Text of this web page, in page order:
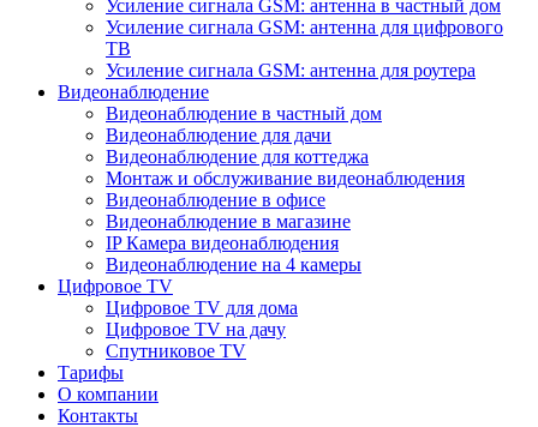
Усиление сигнала GSM: антенна в частный дом
Усиление сигнала GSM: антенна для цифрового
ТВ
Усиление сигнала GSM: антенна для роутера
Видеонаблюдение
Видеонаблюдение в частный дом
Видеонаблюдение для дачи
Видеонаблюдение для коттеджа
Монтаж и обслуживание видеонаблюдения
Видеонаблюдение в офисе
Видеонаблюдение в магазине
IP Камера видеонаблюдения
Видеонаблюдение на 4 камеры
Цифровое TV
Цифровое TV для дома
Цифровое TV на дачу
Спутниковое TV
Тарифы
О компании
Контакты